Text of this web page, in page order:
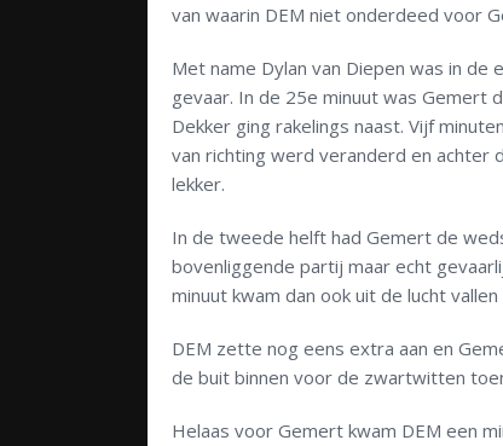
van waarin DEM niet onderdeed voor
Met name Dylan van Diepen was in
gevaar. In de 25e minuut was Gemert
Dekker ging rakelings naast. Vijf
van richting werd veranderd en achter
lekker.
In de tweede helft had Gemert de
bovenliggende partij maar echt
minuut kwam dan ook uit de lucht
DEM zette nog eens extra aan en
de buit binnen voor de zwartwitten
Helaas voor Gemert kwam DEM een